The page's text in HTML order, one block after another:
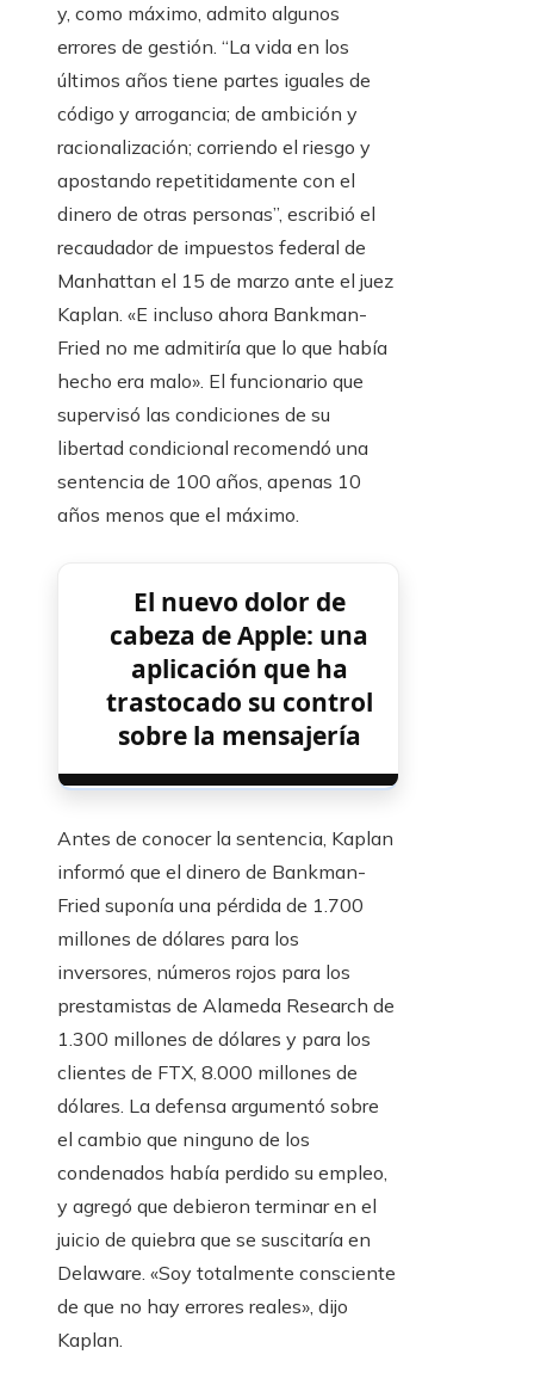
y, como máximo, admito algunos
errores de gestión. “La vida en los
últimos años tiene partes iguales de
código y arrogancia; de ambición y
racionalización; corriendo el riesgo y
apostando repetitidamente con el
dinero de otras personas”, escribió el
recaudador de impuestos federal de
Manhattan el 15 de marzo ante el juez
Kaplan. «E incluso ahora Bankman-
Fried no me admitiría que lo que había
hecho era malo». El funcionario que
supervisó las condiciones de su
libertad condicional recomendó una
sentencia de 100 años, apenas 10
años menos que el máximo.
El nuevo dolor de
cabeza de Apple: una
aplicación que ha
trastocado su control
sobre la mensajería
Antes de conocer la sentencia, Kaplan
informó que el dinero de Bankman-
Fried suponía una pérdida de 1.700
millones de dólares para los
inversores, números rojos para los
prestamistas de Alameda Research de
1.300 millones de dólares y para los
clientes de FTX, 8.000 millones de
dólares. La defensa argumentó sobre
el cambio que ninguno de los
condenados había perdido su empleo,
y agregó que debieron terminar en el
juicio de quiebra que se suscitaría en
Delaware. «Soy totalmente consciente
de que no hay errores reales», dijo
Kaplan.